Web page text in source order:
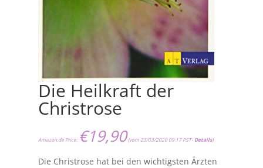
Die Heilkraft der
Christrose
Amazon.de Price: €19,90(vom 23/03/2020 09:17 PST- Details)
Die Christrose hat bei den wichtigsten Ärzten